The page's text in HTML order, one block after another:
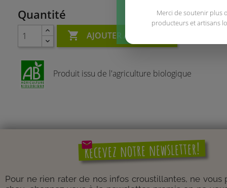
Quantité
 AJOUTER AU PANIER
Produit issu de l'agriculture biologique
mail
Recevez notre newsletter!
Pour ne rien rater de nos infos croustillantes, ne vous
Merci de soutenir plus
producteurs et artisans